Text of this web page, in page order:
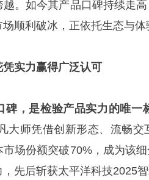
。如今其产品口碑持续走
顺利破冰，正依托生态与体
实力赢得广泛认可
碑，是检验产品实力的唯一
大师凭借创新形态、流畅
场份额突破70%，成为该
先后斩获太平洋科技2025